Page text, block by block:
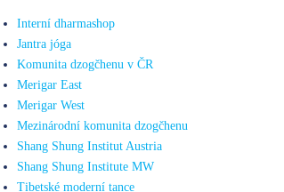
Interní dharmashop
Jantra jóga
Komunita dzogčhenu v ČR
Merigar East
Merigar West
Mezinárodní komunita dzogčhenu
Shang Shung Institut Austria
Shang Shung Institute MW
Tibetské moderní tance